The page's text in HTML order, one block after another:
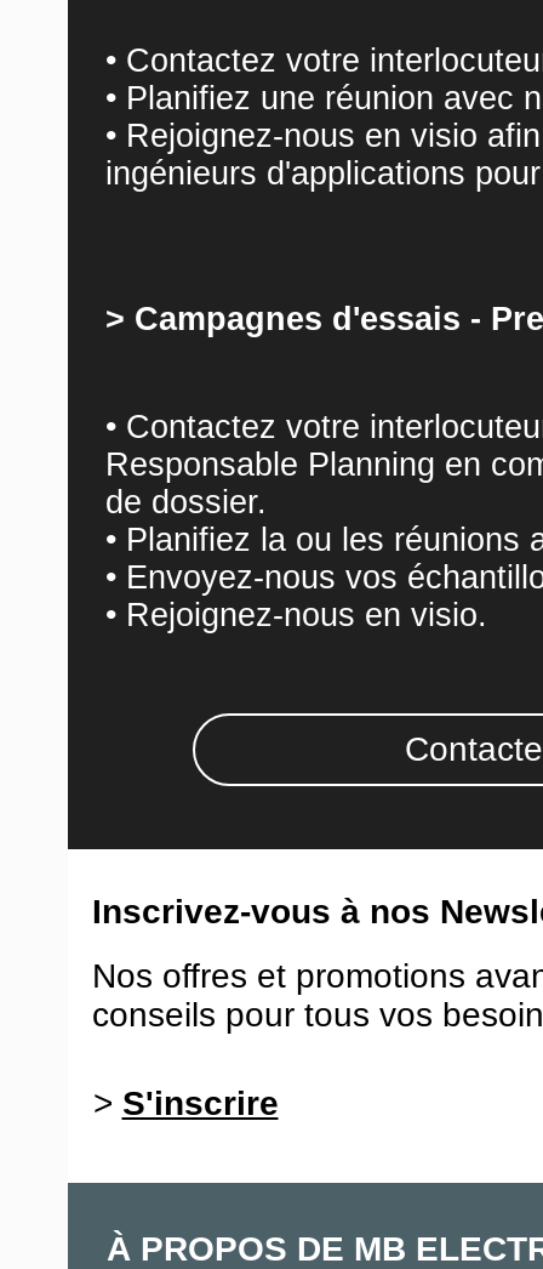
• Contactez votre
• Planifiez une réunion avec
• Rejoignez-nous en visio
ingénieurs d'applications
> Campagnes d'essais -
• Contactez votre
Responsable Planning en
de dossier.
• Planifiez la ou les réunions
• Envoyez-nous vos
• Rejoignez-nous en visio.
Inscrivez-vous à nos
Nos offres et promotions
conseils pour tous vos
> S'inscrire
À PROPOS DE MB